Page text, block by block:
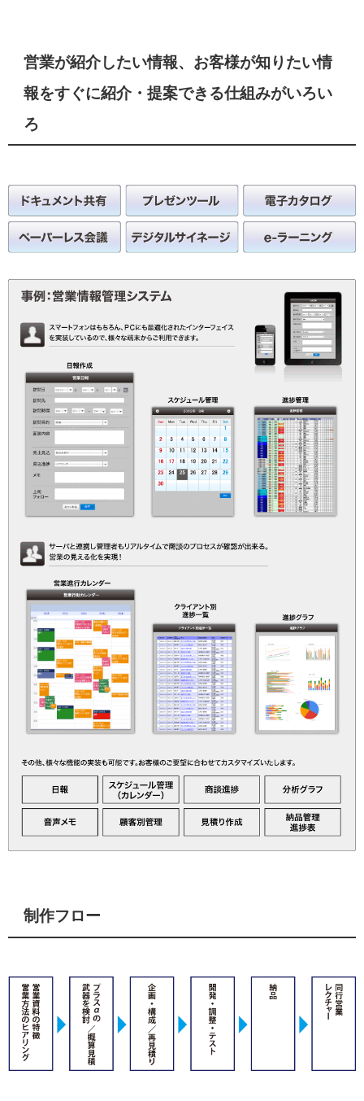
営業が紹介したい情報、お客様が知りたい情
報をすぐに紹介・提案できる仕組みがいろい
ろ
制作フロー